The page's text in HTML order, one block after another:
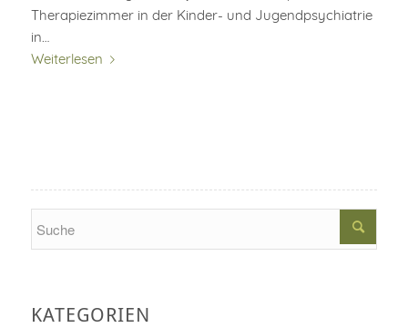
Therapiezimmer in der Kinder- und Jugendpsychiatrie
in…
Weiterlesen
KATEGORIEN